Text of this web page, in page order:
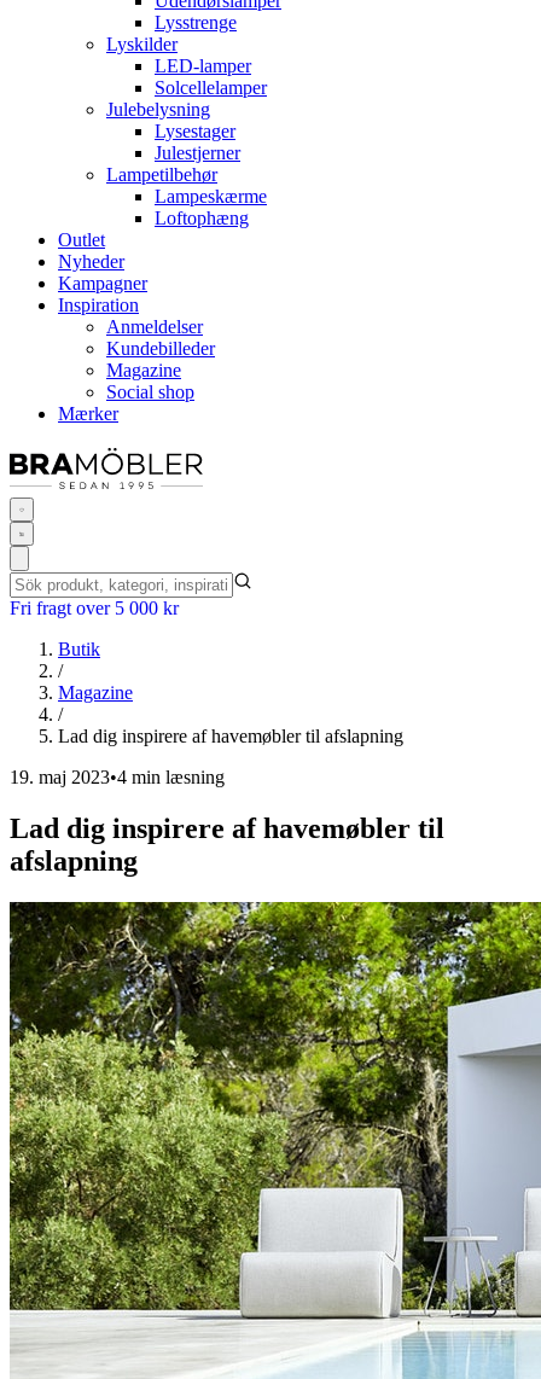
Lysstrenge
Lyskilder
LED-lamper
Solcellelamper
Julebelysning
Lysestager
Julestjerner
Lampetilbehør
Lampeskærme
Loftophæng
Outlet
Nyheder
Kampagner
Inspiration
Anmeldelser
Kundebilleder
Magazine
Social shop
Mærker
Fri fragt over 5 000 kr
Butik
/
Magazine
/
Lad dig inspirere af havemøbler til afslapning
19. maj 2023•4 min læsning
Lad dig inspirere af havemøbler til
afslapning